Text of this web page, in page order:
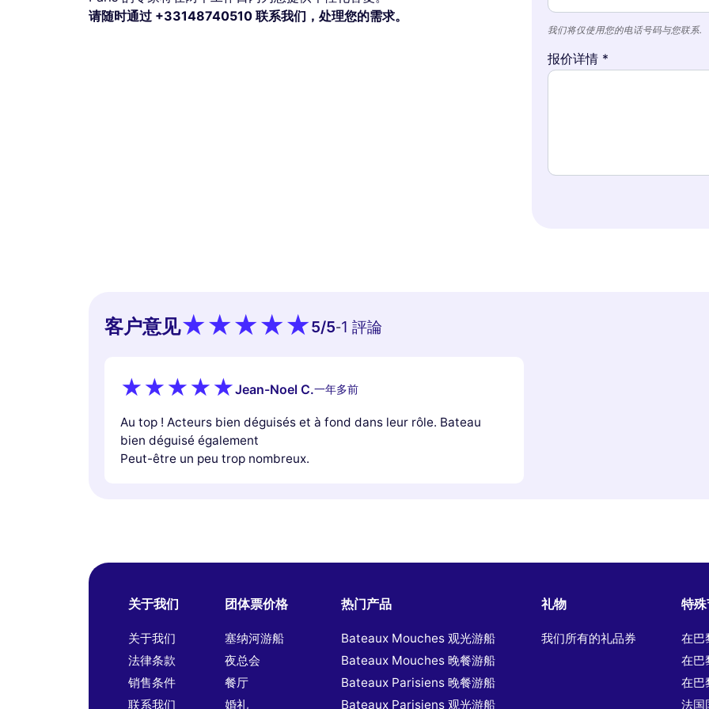
请随时通过 +33148740510 联系我们，处理您的需求。
我们将仅使用您的电话号码与您联系.
报价详情 *
客户意见 5/5-1 評論
Jean-Noel C.一年多前
Au top ! Acteurs bien déguisés et à fond dans leur rôle. Bateau
bien déguisé également
Peut-être un peu trop nombreux.
关于我们
关于我们
法律条款
销售条件
联系我们
团体票价格
塞纳河游船
夜总会
餐厅
婚礼
热门产品
Bateaux Mouches 观光游船
Bateaux Mouches 晚餐游船
Bateaux Parisiens 晚餐游船
Bateaux Parisiens 观光游船
礼物
我们所有的礼品券
特
在巴
在巴
在巴
法国